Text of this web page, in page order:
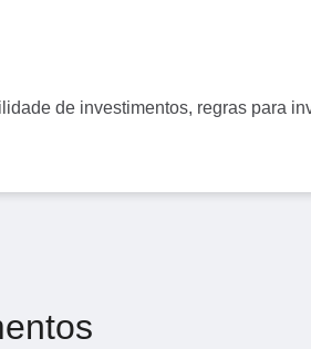
de investimentos, regras para